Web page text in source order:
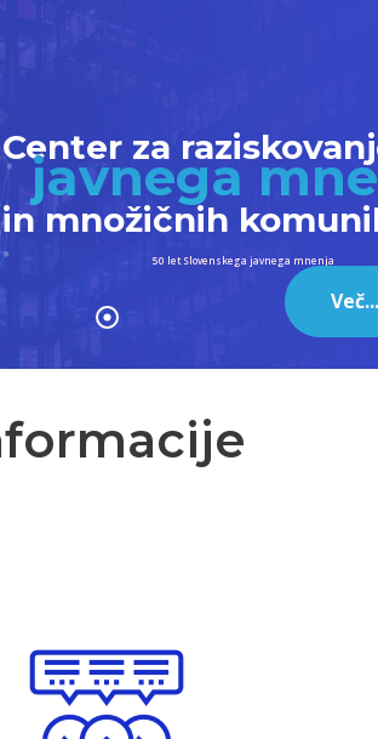
Center za
javnega
50 let Slovenskega javnega mnenja
Več...
in množičnih